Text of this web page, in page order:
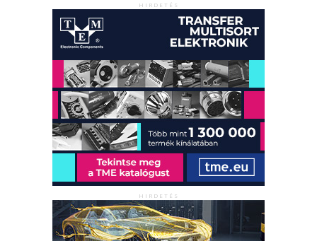
HIRDETÉS
HIRDETÉS